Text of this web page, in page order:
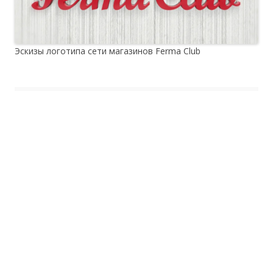
Эскизы логотипа сети магазинов Ferma Club